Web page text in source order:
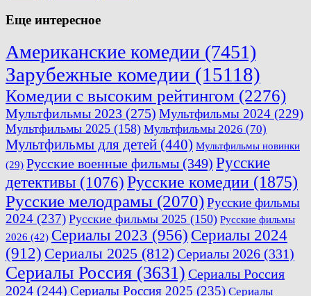
Еще интересное
Американские комедии (7451)
Зарубежные комедии (15118)
Комедии с высоким рейтингом (2276)
Мультфильмы 2023 (275) Мультфильмы 2024 (229)
Мультфильмы 2025 (158) Мультфильмы 2026 (70)
Мультфильмы для детей (440) Мультфильмы новинки
(29) Русские военные фильмы (349) Русские
детективы (1076)Русские комедии (1875)
Русские мелодрамы (2070)Русские фильмы
2024 (237) Русские фильмы 2025 (150) Русские фильмы
2026 (42) Сериалы 2023 (956) Сериалы 2024
(912) Сериалы 2025 (812)Сериалы 2026 (331)
Сериалы Россия (3631) Сериалы Россия
2024 (244) Сериалы Россия 2025 (235) Сериалы